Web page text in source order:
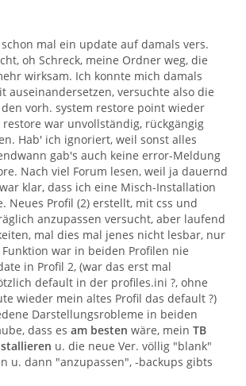
mal ein update auf damals vers.
oh Schreck, meine Ordner weg, die
wirksam. Ich konnte mich damals
auseinandersetzen, versuchte also die
vorh. system restore point wieder
war unvollständig, rückgängig
Hab' ich ignoriert, weil sonst alles
gab's auch keine error-Meldung
Nach viel Forum lesen, weil ja dauernd
klar, dass ich eine Misch-Installation
Neues Profil (2) erstellt, mit css und
anzupassen versucht, aber laufend
mal dies mal jenes nicht lesbar, nur
war in beiden Profilen nie
in Profil 2, (war das erst mal
default in der profiles.ini ?, ohne
wieder mein altes Profil das default ?)
Darstellungsrobleme in beiden
dass es am besten wäre, mein TB
u. die neue Ver. völlig "blank"
u. dann "anzupassen", -backups gibts